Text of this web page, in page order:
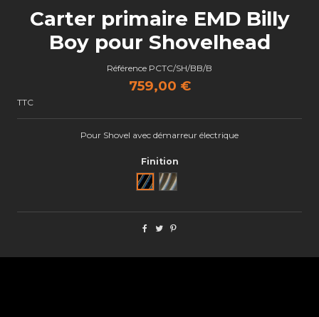
Carter primaire EMD Billy
Boy pour Shovelhead
Référence PCTC/SH/BB/B
759,00 €
TTC
Pour Shovel avec démarreur électrique
Finition
Noir Brut